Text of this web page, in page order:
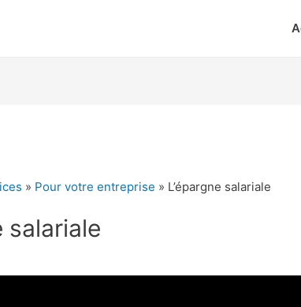
» Pour votre entreprise » L’épargne salariale
salariale